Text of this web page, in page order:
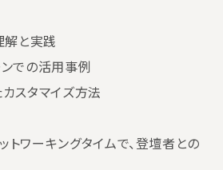
と実践
での活用事例
スタマイズ方法
トワーキングタイムで、登壇者との